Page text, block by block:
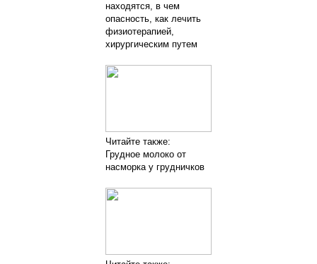
находятся, в чем
опасность, как лечить
физиотерапией,
хирургическим путем
Читайте также:
Грудное молоко от
насморка у грудничков